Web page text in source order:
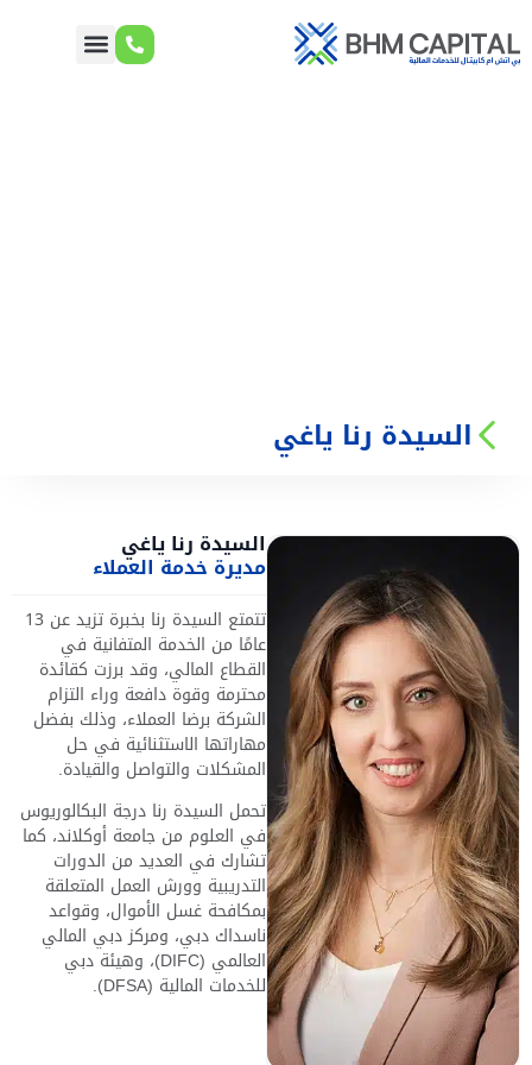
السيدة رنا ياغي
السيدة رنا ياغي
مديرة خدمة العملاء
تتمتع السيدة رنا بخبرة تزيد عن 13
عامًا من الخدمة المتفانية في
القطاع المالي، وقد برزت كقائدة
محترمة وقوة دافعة وراء التزام
الشركة برضا العملاء، وذلك بفضل
مهاراتها الاستثنائية في حل
المشكلات والتواصل والقيادة.
تحمل السيدة رنا درجة البكالوريوس
في العلوم من جامعة أوكلاند، كما
تشارك في العديد من الدورات
التدريبية وورش العمل المتعلقة
بمكافحة غسل الأموال، وقواعد
ناسداك دبي، ومركز دبي المالي
العالمي (DIFC)، وهيئة دبي
للخدمات المالية (DFSA).